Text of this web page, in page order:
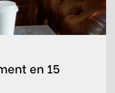
en 15